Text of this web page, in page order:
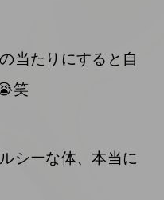
当たりにすると自
笑
シーな体、本当に